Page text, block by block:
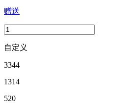
赠送
自定义
3344
1314
520